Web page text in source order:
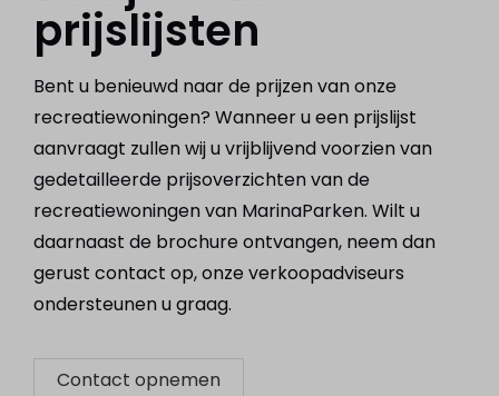
prijslijsten
Bent u benieuwd naar de prijzen van onze
recreatiewoningen? Wanneer u een prijslijst
aanvraagt zullen wij u vrijblijvend voorzien van
gedetailleerde prijsoverzichten van de
recreatiewoningen van MarinaParken. Wilt u
daarnaast de brochure ontvangen, neem dan
gerust contact op, onze verkoopadviseurs
ondersteunen u graag.
Contact opnemen